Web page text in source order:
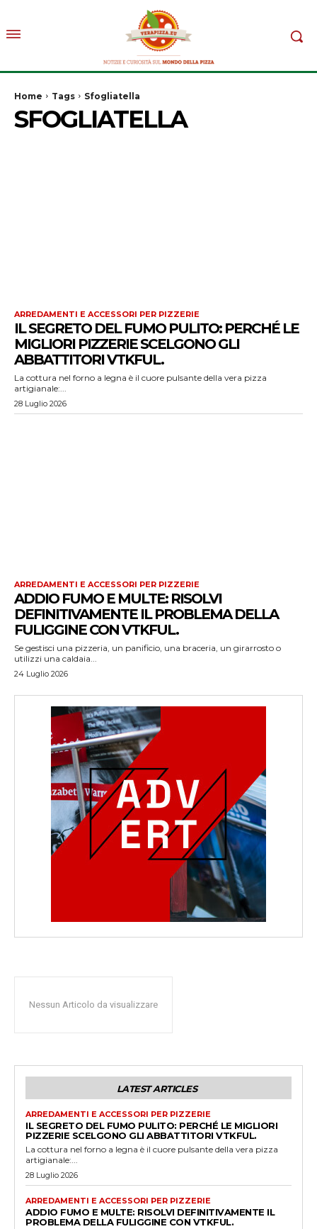
Home Tags Sfogliatella
SFOGLIATELLA
ARREDAMENTI E ACCESSORI PER PIZZERIE
IL SEGRETO DEL FUMO PULITO: PERCHÉ LE
MIGLIORI PIZZERIE SCELGONO GLI
ABBATTITORI VTKFUL.
La cottura nel forno a legna è il cuore pulsante della vera pizza
artigianale:...
28 Luglio 2026
ARREDAMENTI E ACCESSORI PER PIZZERIE
ADDIO FUMO E MULTE: RISOLVI
DEFINITIVAMENTE IL PROBLEMA DELLA
FULIGGINE CON VTKFUL.
Se gestisci una pizzeria, un panificio, una braceria, un girarrosto o
utilizzi una caldaia...
24 Luglio 2026
Nessun Articolo da visualizzare
LATEST ARTICLES
ARREDAMENTI E ACCESSORI PER PIZZERIE
IL SEGRETO DEL FUMO PULITO: PERCHÉ LE MIGLIORI
PIZZERIE SCELGONO GLI ABBATTITORI VTKFUL.
La cottura nel forno a legna è il cuore pulsante della vera pizza
artigianale:...
28 Luglio 2026
ARREDAMENTI E ACCESSORI PER PIZZERIE
ADDIO FUMO E MULTE: RISOLVI DEFINITIVAMENTE IL
PROBLEMA DELLA FULIGGINE CON VTKFUL.